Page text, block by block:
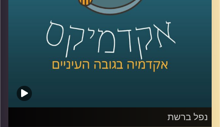
קרדיט תמונות: AudioVersity
נפל ברשת